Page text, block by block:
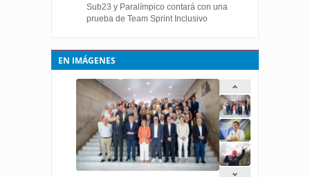
Sub23 y Paralímpico contará con una
prueba de Team Sprint Inclusivo
EN IMÁGENES